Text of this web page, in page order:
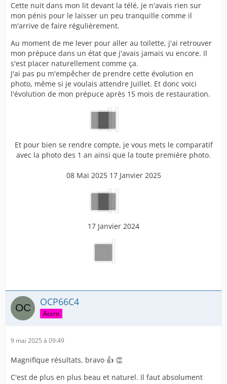
Cette nuit dans mon lit devant la télé, je n'avais rien sur
mon pénis pour le laisser un peu tranquille comme il
m'arrive de faire régulièrement.
Au moment de me lever pour aller au toilette, j'ai retrouver
mon prépuce dans un état que j'avais jamais vu encore. Il
s'est placer naturellement comme ça.
J'ai pas pu m'empêcher de prendre cette évolution en
photo, même si je voulais attendre Juillet. Et donc voici
l'évolution de mon prépuce après 15 mois de restauration.
Et pour bien se rendre compte, je vous mets le comparatif
avec la photo des 1 an ainsi que la toute première photo.
08 Mai 2025 17 Janvier 2025
17 Janvier 2024
OCP66C4
Accro
9 mai 2025 à 09:49
Magnifique résultats, bravo 👍 👏
C'est de plus en plus beau et naturel. Il faut absolument